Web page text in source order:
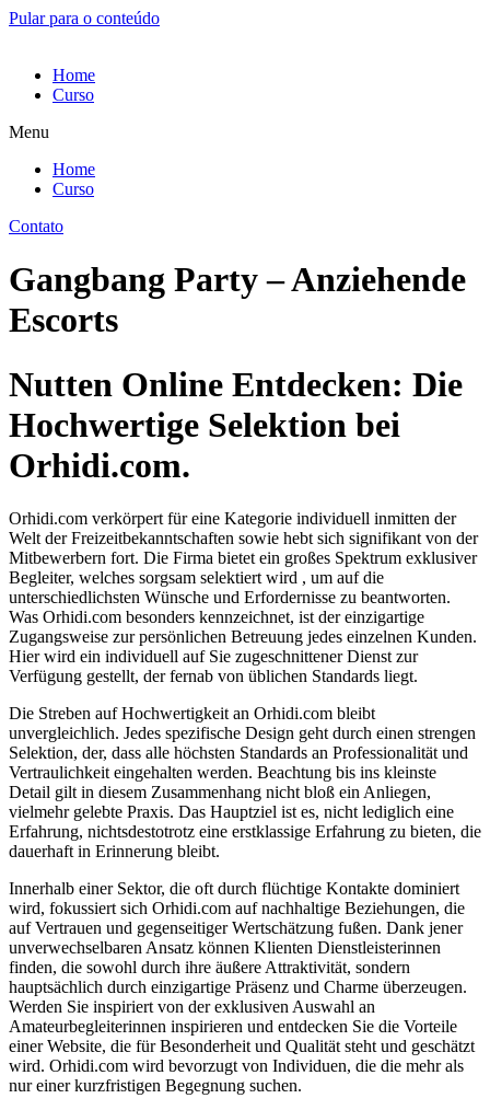
Pular para o conteúdo
Home
Curso
Menu
Home
Curso
Contato
Gangbang Party – Anziehende
Escorts
Nutten Online Entdecken: Die
Hochwertige Selektion bei
Orhidi.com.
Orhidi.com verkörpert für eine Kategorie individuell inmitten der
Welt der Freizeitbekanntschaften sowie hebt sich signifikant von der
Mitbewerbern fort. Die Firma bietet ein großes Spektrum exklusiver
Begleiter, welches sorgsam selektiert wird , um auf die
unterschiedlichsten Wünsche und Erfordernisse zu beantworten.
Was Orhidi.com besonders kennzeichnet, ist der einzigartige
Zugangsweise zur persönlichen Betreuung jedes einzelnen Kunden.
Hier wird ein individuell auf Sie zugeschnittener Dienst zur
Verfügung gestellt, der fernab von üblichen Standards liegt.
Die Streben auf Hochwertigkeit an Orhidi.com bleibt
unvergleichlich. Jedes spezifische Design geht durch einen strengen
Selektion, der, dass alle höchsten Standards an Professionalität und
Vertraulichkeit eingehalten werden. Beachtung bis ins kleinste
Detail gilt in diesem Zusammenhang nicht bloß ein Anliegen,
vielmehr gelebte Praxis. Das Hauptziel ist es, nicht lediglich eine
Erfahrung, nichtsdestotrotz eine erstklassige Erfahrung zu bieten, die
dauerhaft in Erinnerung bleibt.
Innerhalb einer Sektor, die oft durch flüchtige Kontakte dominiert
wird, fokussiert sich Orhidi.com auf nachhaltige Beziehungen, die
auf Vertrauen und gegenseitiger Wertschätzung fußen. Dank jener
unverwechselbaren Ansatz können Klienten Dienstleisterinnen
finden, die sowohl durch ihre äußere Attraktivität, sondern
hauptsächlich durch einzigartige Präsenz und Charme überzeugen.
Werden Sie inspiriert von der exklusiven Auswahl an
Amateurbegleiterinnen inspirieren und entdecken Sie die Vorteile
einer Website, die für Besonderheit und Qualität steht und geschätzt
wird. Orhidi.com wird bevorzugt von Individuen, die die mehr als
nur einer kurzfristigen Begegnung suchen.